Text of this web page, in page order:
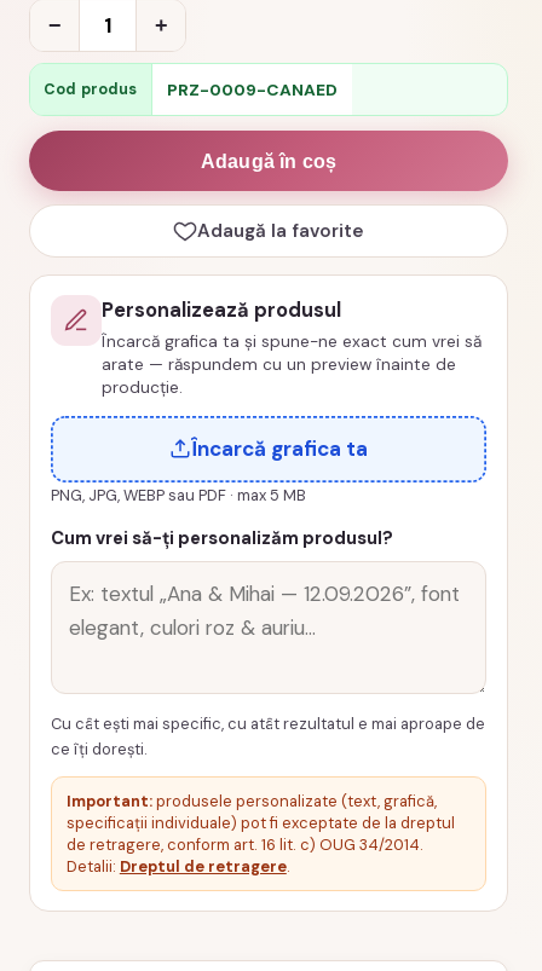
−
Cantitate
Cana
personalizata
educatoare
cea
mai
iubita
cod
PRZ-
0009-
CANAED
+
Cod produs PRZ-0009-CANAED
Adaugă în coș
Adaugă la favorite
Personalizează produsul
Încarcă grafica ta și spune-ne exact cum vrei să
arate — răspundem cu un preview înainte de
producție.
Încarcă grafica ta
PNG, JPG, WEBP sau PDF · max 5 MB
Cum vrei să-ți personalizăm produsul?
Cu cât ești mai specific, cu atât rezultatul e mai aproape de
ce îți dorești.
Important:produsele personalizate (text, grafică,
specificații individuale) pot fi exceptate de la dreptul
de retragere, conform art. 16 lit. c) OUG 34/2014.
Detalii: Dreptul de retragere.